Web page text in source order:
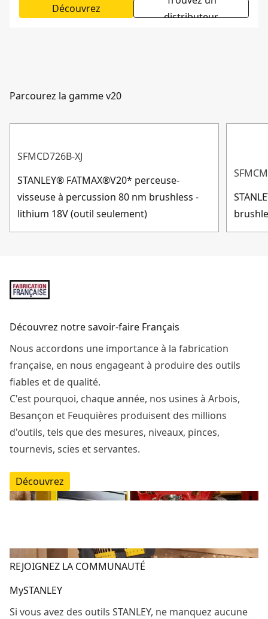
Découvrez
distributeur
Parcourez la gamme v20
SFMCD726B-XJ
STANLEY® FATMAX®V20* perceuse-
visseuse à percussion 80 nm brushless -
lithium 18V (outil seulement)
Découvrez notre savoir-faire Français
Nous accordons une importance à la fabrication
française, en nous engageant à produire des outils
fiables et de qualité.
C'est pourquoi, chaque année, nos usines à Arbois,
Besançon et Feuquières produisent des millions
d'outils, tels que des mesures, niveaux, pinces,
tournevis, scies et servantes.
Découvrez
REJOIGNEZ LA COMMUNAUTÉ
MySTANLEY
Si vous avez des outils STANLEY, ne manquez aucune